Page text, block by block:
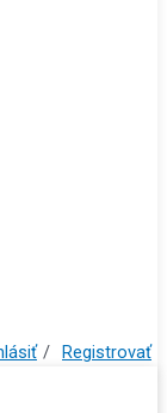
/ Registrovať